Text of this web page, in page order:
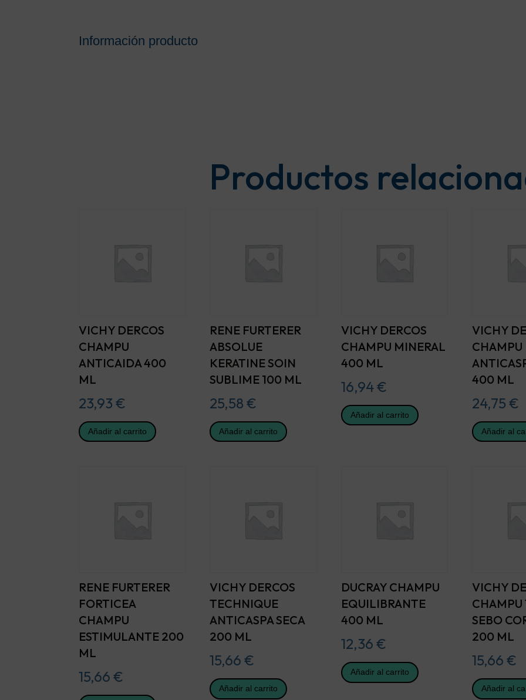
Información producto
Productos
VICHY DERCOS
CHAMPU
ANTICAIDA 400
ML
23,93€
Añadir al carrito
RENE FURTERER
ABSOLUE
KERATINE SOIN
SUBLIME 100 ML
25,58€
Añadir al carrito
VICHY DERCOS
CHAMPU MINERAL
400 ML
16,94€
Añadir al carrito
VICHY
CHAMPU
400 ML
24,75 €
Añadir al
RENE FURTERER
FORTICEA
CHAMPU
ESTIMULANTE 200
ML
15,66€
VICHY DERCOS
TECHNIQUE
ANTICASPA SECA
200 ML
15,66€
Añadir al carrito
DUCRAY CHAMPU
EQUILIBRANTE
400 ML
12,36 €
Añadir al carrito
VICHY
CHAMPU
SEBO
200 ML
15,66 €
Añadir al